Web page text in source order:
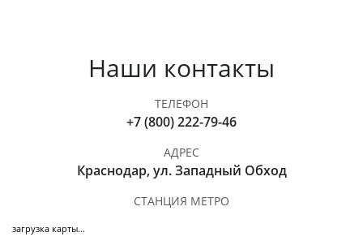
Наши контакты
ТЕЛЕФОН
+7 (800) 222-79-46
АДРЕС
Краснодар, ул. Западный Обход
СТАНЦИЯ МЕТРО
загрузка карты...